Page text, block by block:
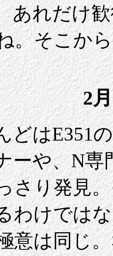
あれだけ
。そこか
2
どはE351
ーや、N
さり発見
わけでは
意は同じ